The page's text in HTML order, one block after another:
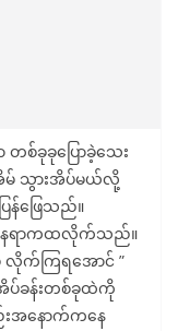
စ်ခုခုပြောခဲ့သေး
မ် သွားအိပ်မယ်လို့
န်ဖြေသည်။
င်နေရာကထလိုက်သည်။
လိုက်ကြရအောင် ”
ပ်ခန်းတစ်ခုထဲကို
အနောက်ကနေ